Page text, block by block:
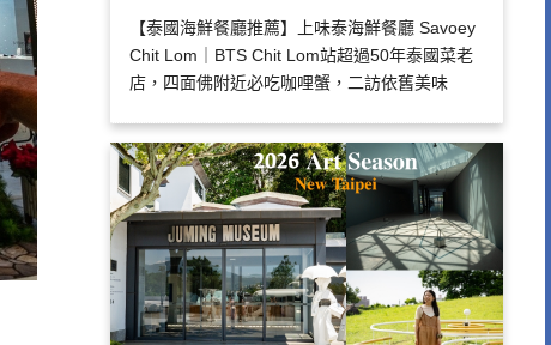
【泰國海鮮餐廳推薦】上味泰海鮮餐廳 Savoey
Chit Lom｜BTS Chit Lom站超過50年泰國菜老
店，四面佛附近必吃咖哩蟹，二訪依舊美味